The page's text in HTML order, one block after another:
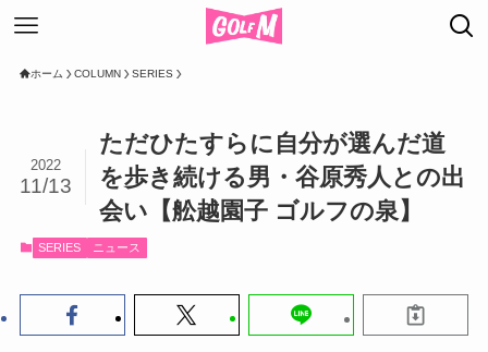
ホーム COLUMN SERIES
ただひたすらに自分が選んだ道
を歩き続ける男・谷原秀人との出
会い【舩越園子 ゴルフの泉】
2022
11/13
SERIES ニュース